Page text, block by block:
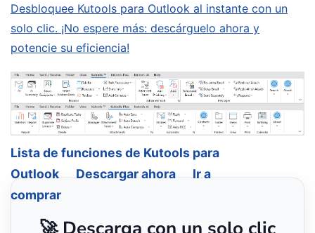
Desbloquee Kutools para Outlook al instante con un
solo clic. ¡No espere más: descárguelo ahora y
potencie su eficiencia!
Lista de funciones de Kutools para
Outlook
Descargar ahora
Ir a
comprar